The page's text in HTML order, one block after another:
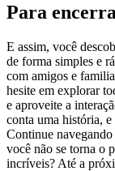
Para
E assim, ⁢você
de forma simples e
com amigos e
hesite em explorar
e aproveite a
conta uma⁢ história,
Continue navegando
você não se torna o
‍incríveis? Até ⁣a